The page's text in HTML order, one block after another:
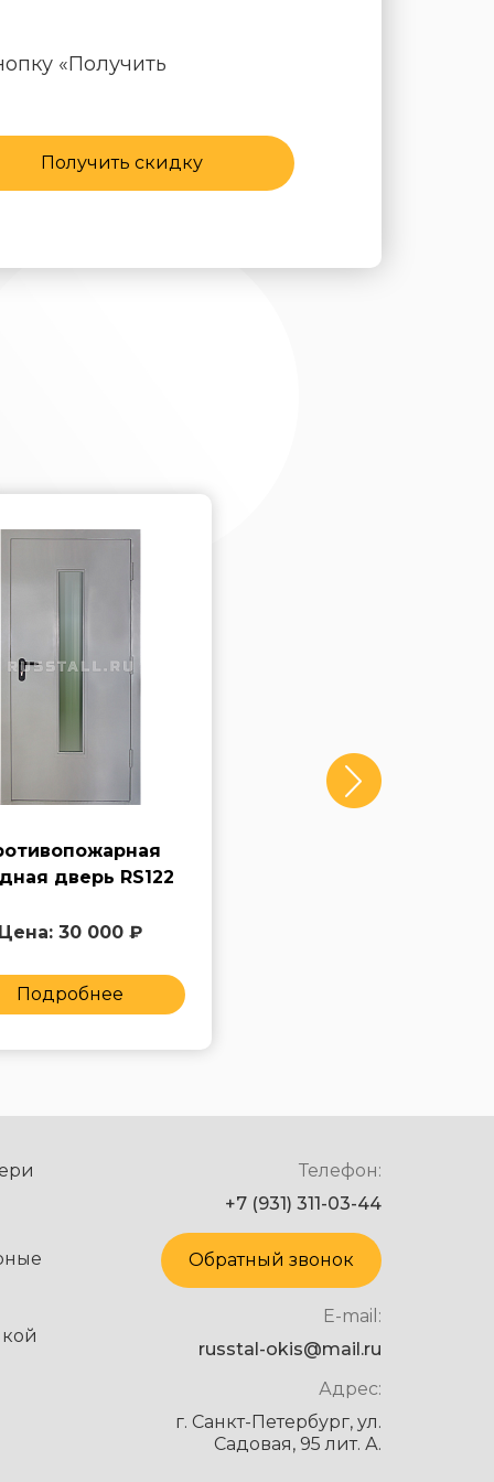
«Получить
Получить скидку
дверь RS122
30 000 ₽
Подробнее
Телефон:
+7 (931) 311-03-44
Обратный звонок
E-mail:
russtal-okis@mail.ru
Адрес:
г. Санкт-Петербург, ул.
Садовая, 95 лит. А.